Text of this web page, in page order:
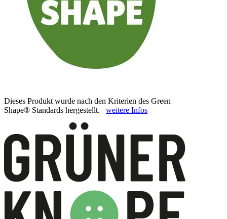
Dieses Produkt wurde nach den Kriterien des Green
Shape® Standards hergestellt. weitere Infos